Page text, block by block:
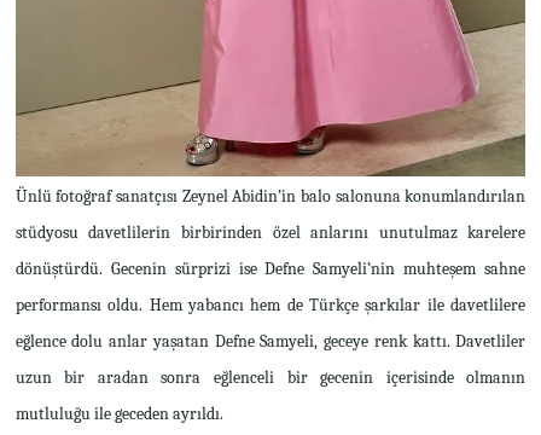
Ünlü fotoğraf sanatçısı Zeynel Abidin’in balo salonuna konumlandırılan
stüdyosu davetlilerin birbirinden özel anlarını unutulmaz karelere
dönüştürdü. Gecenin sürprizi ise Defne Samyeli’nin muhteşem sahne
performansı oldu. Hem yabancı hem de Türkçe şarkılar ile davetlilere
eğlence dolu anlar yaşatan Defne Samyeli, geceye renk kattı. Davetliler
uzun bir aradan sonra eğlenceli bir gecenin içerisinde olmanın
mutluluğu ile geceden ayrıldı.